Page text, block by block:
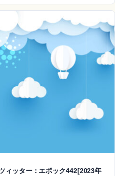
ィッター：エポック442[2023年